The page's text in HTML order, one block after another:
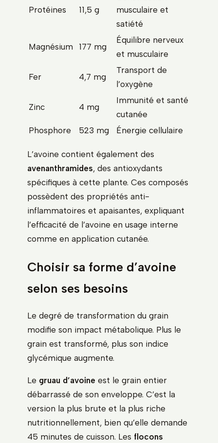
Protéines 11,5 g
musculaire et
satiété
Magnésium 177 mg
Équilibre nerveux
et musculaire
Fer 4,7 mg
Transport de
l’oxygène
Zinc 4 mg
Immunité et santé
cutanée
Phosphore
523 mg Énergie cellulaire
L’avoine contient également des
avenanthramides, des antioxydants
spécifiques à cette plante. Ces composés
possèdent des propriétés anti-
inflammatoires et apaisantes, expliquant
l’efficacité de l’avoine en usage interne
comme en application cutanée.
Choisir sa forme d’avoine
selon ses besoins
Le degré de transformation du grain
modifie son impact métabolique. Plus le
grain est transformé, plus son indice
glycémique augmente.
Le gruau d’avoine est le grain entier
débarrassé de son enveloppe. C’est la
version la plus brute et la plus riche
nutritionnellement, bien qu’elle demande
45 minutes de cuisson. Les flocons